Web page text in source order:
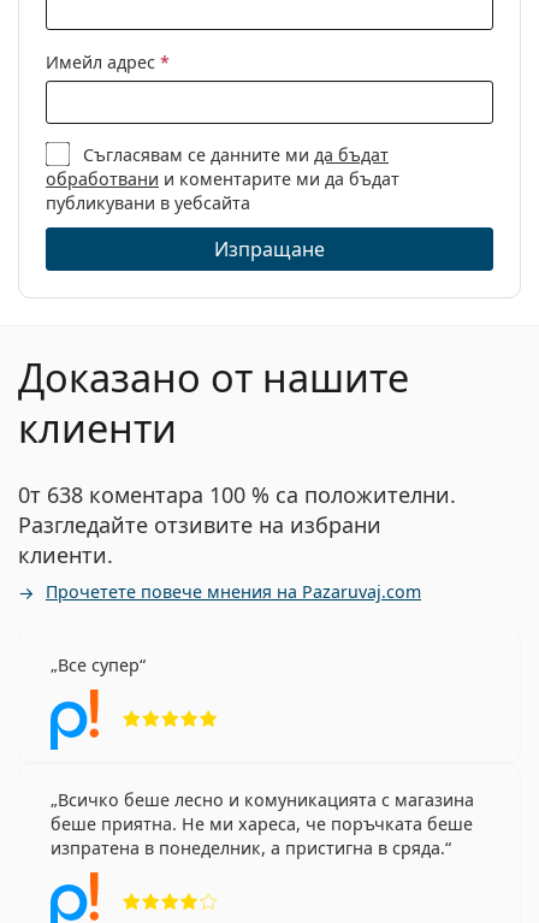
почистване:
Други
Пол:
Категория:
Диоптрични очила
Марка:
Puma
Код:
PU0362O 001 54
Имейл адрес *
Съгласявам се данните ми да бъдат
обработвани и коментарите ми да бъдат
публикувани в уебсайта
Изпращане
Доказано от нашите
клиенти
0т 638 коментара 100 % са положителни.
Разгледайте отзивите на избрани
клиенти.
Прочетете повече мнения на Pazaruvaj.com
Все супер
Всичко беше лесно и комуникацията с магазина
беше приятна. Не ми хареса, че поръчката беше
изпратена в понеделник, а пристигна в сряда.